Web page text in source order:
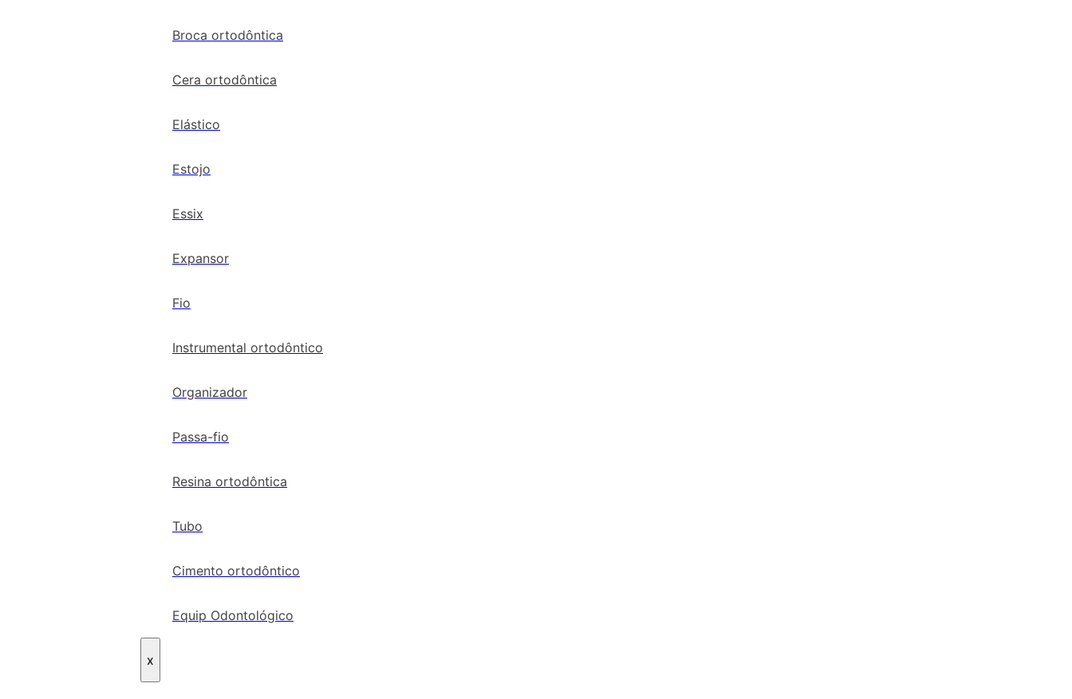
Broca ortodôntica
Cera ortodôntica
Elástico
Estojo
Essix
Expansor
Fio
Instrumental ortodôntico
Organizador
Passa-fio
Resina ortodôntica
Tubo
Cimento ortodôntico
Equip Odontológico
x